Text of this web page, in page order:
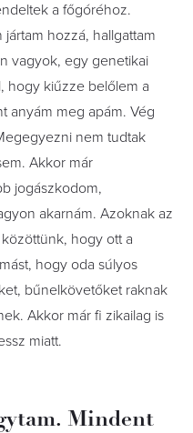
a főgóréhoz.
hozzá, hallgattam
vagyok, egy genetikai
hogy kiűzze belőlem a
anyám meg apám. Vég
nem tudtak
Akkor már
jogászkodom,
akarnám. Azoknak az
hogy ott a
hogy oda súlyos
bűnelkövetőket raknak
Akkor már ﬁ zikailag is
miatt.
Mindent